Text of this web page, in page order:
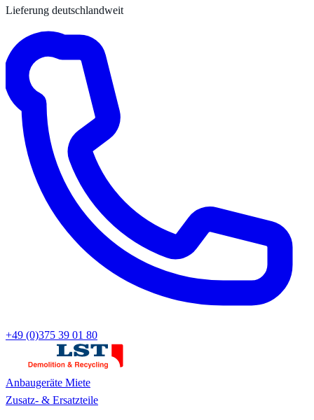
Lieferung deutschlandweit
+49 (0)375 39 01 80
Anbaugeräte Miete
Zusatz- & Ersatzteile